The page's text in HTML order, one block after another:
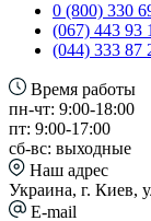
0 (800) 330
(067) 443 93
(044) 333 87
Время работы
пн-чт: 9:00-18:00
пт: 9:00-17:00
сб-вс: выходные
Наш адрес
Украина, г. Киев,
E-mail